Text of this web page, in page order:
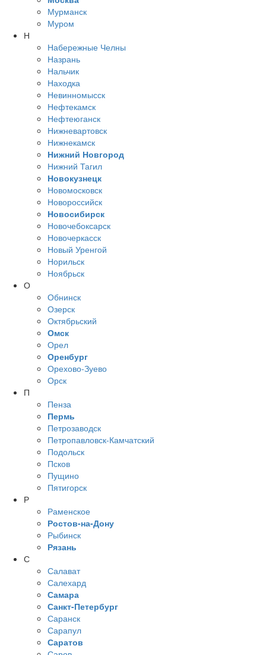
Мурманск
Муром
Н
Набережные Челны
Назрань
Нальчик
Находка
Невинномысск
Нефтекамск
Нефтеюганск
Нижневартовск
Нижнекамск
Нижний Новгород
Нижний Тагил
Новокузнецк
Новомосковск
Новороссийск
Новосибирск
Новочебоксарск
Новочеркасск
Новый Уренгой
Норильск
Ноябрьск
О
Обнинск
Озерск
Октябрьский
Омск
Орел
Оренбург
Орехово-Зуево
Орск
П
Пенза
Пермь
Петрозаводск
Петропавловск-Камчатский
Подольск
Псков
Пущино
Пятигорск
Р
Раменское
Ростов-на-Дону
Рыбинск
Рязань
С
Салават
Салехард
Самара
Санкт-Петербург
Саранск
Сарапул
Саратов